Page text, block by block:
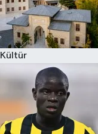
Kültür